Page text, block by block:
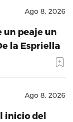
Ago 8, 2026
un peaje un
la Espriella
Ago 8, 2026
inicio del